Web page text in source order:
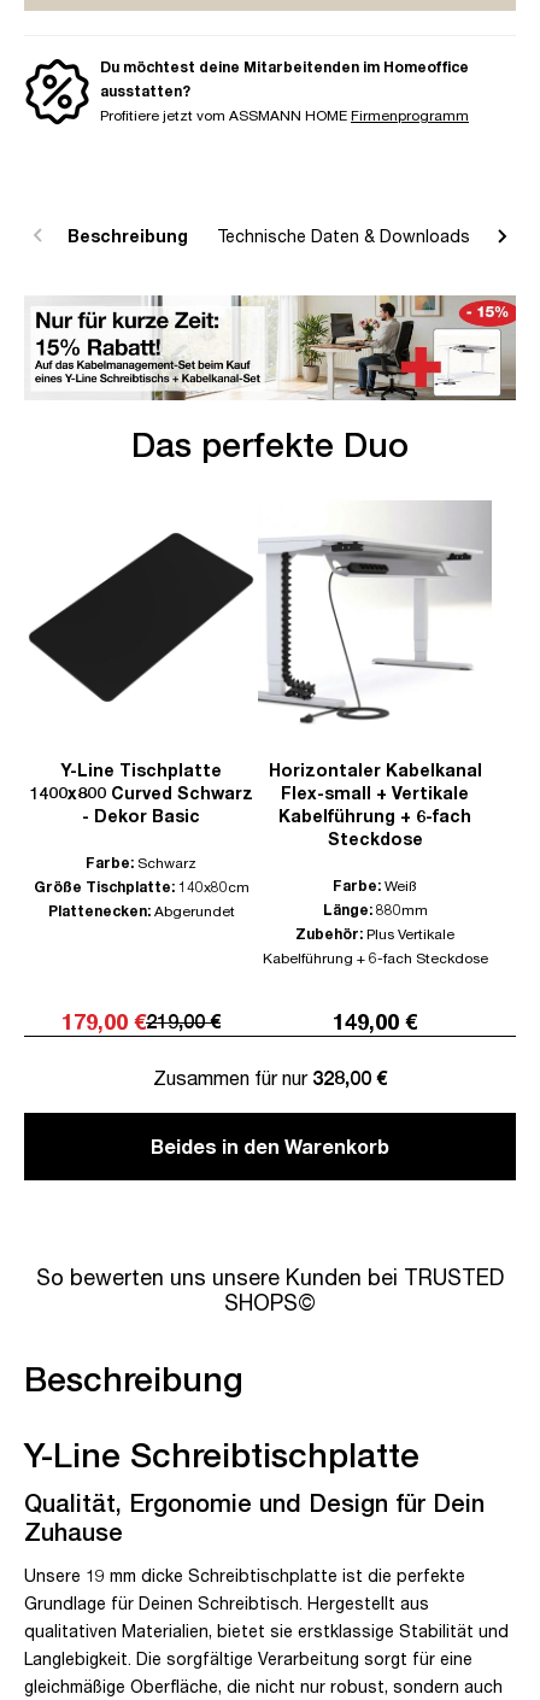
Du möchtest deine Mitarbeitenden im Homeoffice
ausstatten?
Profitiere jetzt vom ASSMANN HOME Firmenprogramm
Beschreibung Technische Daten & Downloads
Das perfekte Duo
Y-Line Tischplatte
1400x800 Curved Schwarz
- Dekor Basic
Farbe: Schwarz
Größe Tischplatte: 140x80cm
Plattenecken: Abgerundet
179,00 €219,00 €
Horizontaler Kabelkanal
Flex-small + Vertikale
Kabelführung + 6-fach
Steckdose
Farbe: Weiß
Länge: 880mm
Zubehör: Plus Vertikale
Kabelführung + 6-fach Steckdose
149,00 €
Zusammen für nur 328,00 €
Beides in den Warenkorb
So bewerten uns unsere Kunden bei TRUSTED
SHOPS©
Beschreibung
Y-Line Schreibtischplatte
Qualität, Ergonomie und Design für Dein
Zuhause
Unsere 19 mm dicke Schreibtischplatte ist die perfekte
Grundlage für Deinen Schreibtisch. Hergestellt aus
qualitativen Materialien, bietet sie erstklassige Stabilität und
Langlebigkeit. Die sorgfältige Verarbeitung sorgt für eine
gleichmäßige Oberfläche, die nicht nur robust, sondern auch